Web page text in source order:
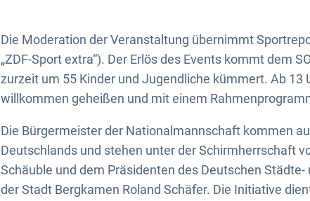
Die Moderation der Veranstaltung übernimmt
„ZDF-Sport extra“). Der Erlös des Events kommt dem
zurzeit um 55 Kinder und Jugendliche kümmert. Ab 13
willkommen geheißen und mit einem
Die Bürgermeister der Nationalmannschaft kommen
Deutschlands und stehen unter der Schirmherrschaft
Schäuble und dem Präsidenten des Deutschen
der Stadt Bergkamen Roland Schäfer. Die Initiative